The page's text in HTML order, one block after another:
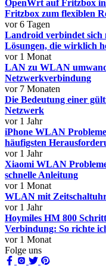
OpenWrt auf Fritzbox
Fritzbox zum flexiblen
vor 6 Tagen
Landroid verbindet
Lösungen, die wirklich
vor 1 Monat
LAN zu WLAN
Netzwerkverbindung
vor 7 Monaten
Die Bedeutung einer
Netzwerk
vor 1 Jahr
iPhone WLAN
häufigsten
vor 1 Jahr
Xiaomi WLAN
schnelle Anleitung
vor 1 Monat
WLAN mit
vor 1 Jahr
Hoymiles HM 800
Verbindung: So richte
vor 1 Monat
Folge uns